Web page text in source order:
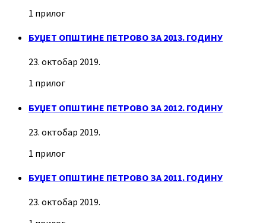
1 прилог
БУЏЕТ ОПШТИНЕ ПЕТРОВО ЗА 2013. ГОДИНУ
23. октобар 2019.
1 прилог
БУЏЕТ ОПШТИНЕ ПЕТРОВО ЗА 2012. ГОДИНУ
23. октобар 2019.
1 прилог
БУЏЕТ ОПШТИНЕ ПЕТРОВО ЗА 2011. ГОДИНУ
23. октобар 2019.